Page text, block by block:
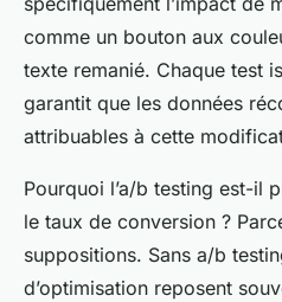
comme un bouton aux
texte remanié. Chaque test
garantit que les données
attribuables à cette
Pourquoi l’a/b testing est-il
le taux de conversion ?
suppositions. Sans a/b
d’optimisation reposent